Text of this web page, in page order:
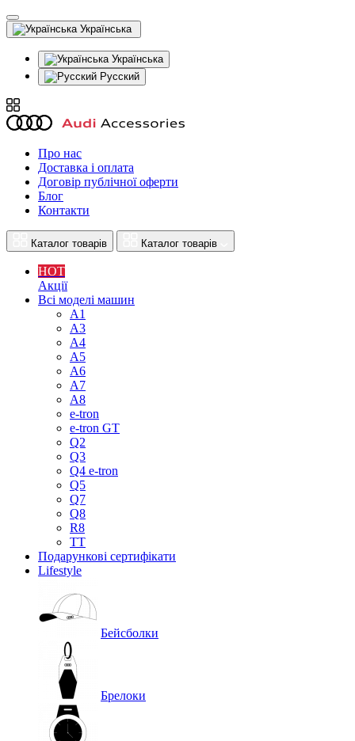
Українська
Українська
Русский
Про нас
Доставка і оплата
Договір публічної оферти
Блог
Контакти
Каталог товарів Каталог товарів
HOT
Акції
Всі моделі машин
A1
A3
A4
A5
A6
A7
A8
e-tron
e-tron GT
Q2
Q3
Q4 e-tron
Q5
Q7
Q8
R8
TT
Подарункові сертифікати
Lifestyle
Бейсболки
Брелоки